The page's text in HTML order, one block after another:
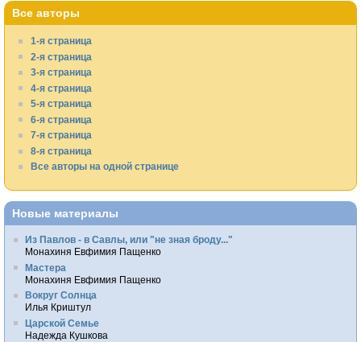
Все авторы
1-я страница
2-я страница
3-я страница
4-я страница
5-я страница
6-я страница
7-я страница
8-я страница
Все авторы на одной странице
Новые материалы
Из Павлов - в Савлы, или "не зная броду..."
Монахиня Евфимия Пащенко
Мастера
Монахиня Евфимия Пащенко
Вокруг Солнца
Илья Криштул
Царской Семье
Надежда Кушкова